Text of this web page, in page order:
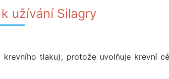
užívání Silagry
tlaku), protože uvolňuje krevní